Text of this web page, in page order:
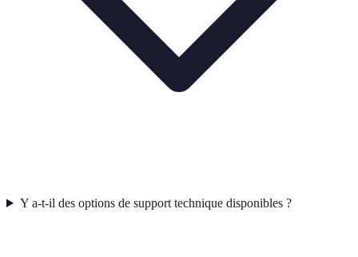
Y a-t-il des options de support technique disponibles ?